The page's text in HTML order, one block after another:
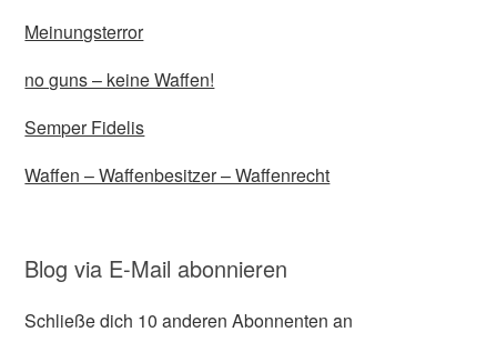
Meinungsterror
no guns – keine Waffen!
Semper Fidelis
Waffen – Waffenbesitzer – Waffenrecht
Blog via E-Mail abonnieren
Schließe dich 10 anderen Abonnenten an